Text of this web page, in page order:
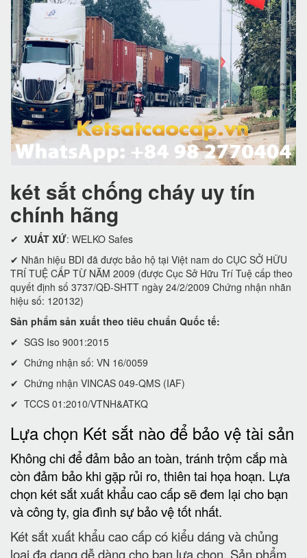
két sắt chống cháy uy tín
chính hãng
✔ XUẤT XỨ: WELKO Safes
✔ Nhãn hiệu BDI đã được bảo hộ tại Việt nam do CỤC SỞ HỮU
TRÍ TUỆ CẤP TỪ NĂM 2009 (được Cục Sở Hữu Trí Tuệ cấp theo
quyết định số 3737/QĐ-SHTT ngày 24/2/2009 Chứng nhận nhãn
hiệu số: 120132)
Sản phẩm sản xuất theo tiêu chuẩn Quốc tế:
✔ SGS Iso 9001:2015
✔ Chứng nhận số: VN 16/0059
✔ Chứng nhận VINCAS 049-QMS (IAF)
✔ TCCS 01:2010/VTNH&ATKQ
Lựa chọn Két sắt nào để bảo vệ tài sản
Không chi để đảm bảo an toàn, tránh trộm cắp mà
còn đảm bảo khi gặp rủi ro, thiên tai họa hoạn. Lựa
chọn két sắt xuất khẩu cao cấp sẽ đem lại cho bạn
và công ty, gia đình sự bảo vệ tốt nhất.
Két sắt xuất khẩu cao cấp có kiểu dáng và chủng
loại đa dạng dễ dàng cho bạn lựa chọn. Sản phẩm